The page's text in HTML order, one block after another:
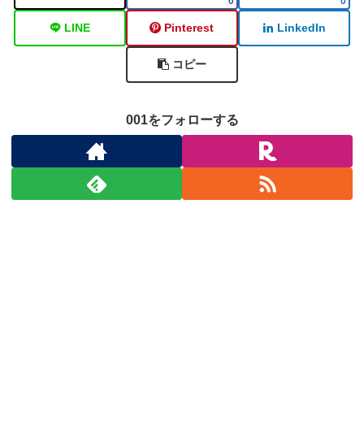
LINE Pinterest LinkedIn
コピー
001をフォローする